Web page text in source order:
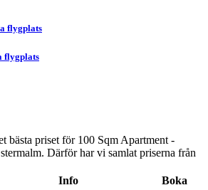
flygplats
flygplats
bästa priset för 100 Sqm Apartment -
Därför har vi samlat priserna från
Info
Boka